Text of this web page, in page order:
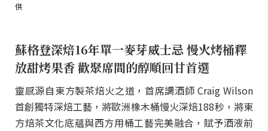
供
蘇格登深焙16年單一麥芽威士忌 慢火烤桶釋
放甜烤果香 歡聚席間的醇順回甘首選
靈感源自東方製茶焙火之道，首席調酒師 Craig Wilson
首創獨特深焙工藝，將歐洲橡木桶慢火深焙188秒，將東
方焙茶文化底蘊與西方用桶工藝完美融合，賦予酒液前